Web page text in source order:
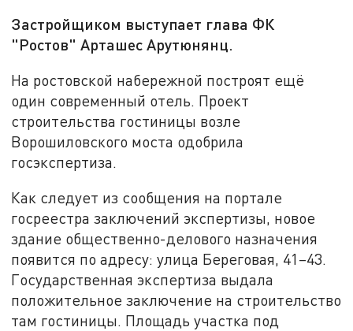
Застройщиком выступает глава ФК
"Ростов" Арташес Арутюнянц.
На ростовской набережной построят ещё
один современный отель. Проект
строительства гостиницы возле
Ворошиловского моста одобрила
госэкспертиза.
Как следует из сообщения на портале
госреестра заключений экспертизы, новое
здание общественно-делового назначения
появится по адресу: улица Береговая, 41–43.
Государственная экспертиза выдала
положительное заключение на строительство
там гостиницы. Площадь участка под